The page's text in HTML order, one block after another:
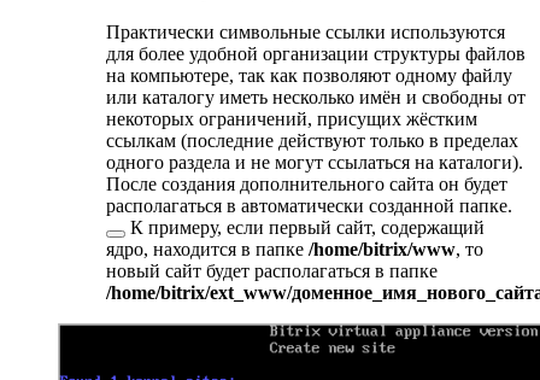
Практически символьные ссылки используются
для более удобной организации структуры файлов
на компьютере, так как позволяют одному файлу
или каталогу иметь несколько имён и свободны от
некоторых ограничений, присущих жёстким
ссылкам (последние действуют только в пределах
одного раздела и не могут ссылаться на каталоги).
После создания дополнительного сайта он будет
располагаться в автоматически созданной папке.
К примеру, если первый сайт, содержащий
ядро, находится в папке /home/bitrix/www, то
новый сайт будет располагаться в папке
/home/bitrix/ext_ www/